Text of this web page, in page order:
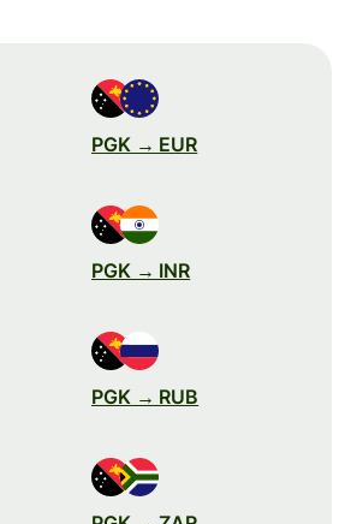
PGK → EUR
PGK → INR
PGK → RUB